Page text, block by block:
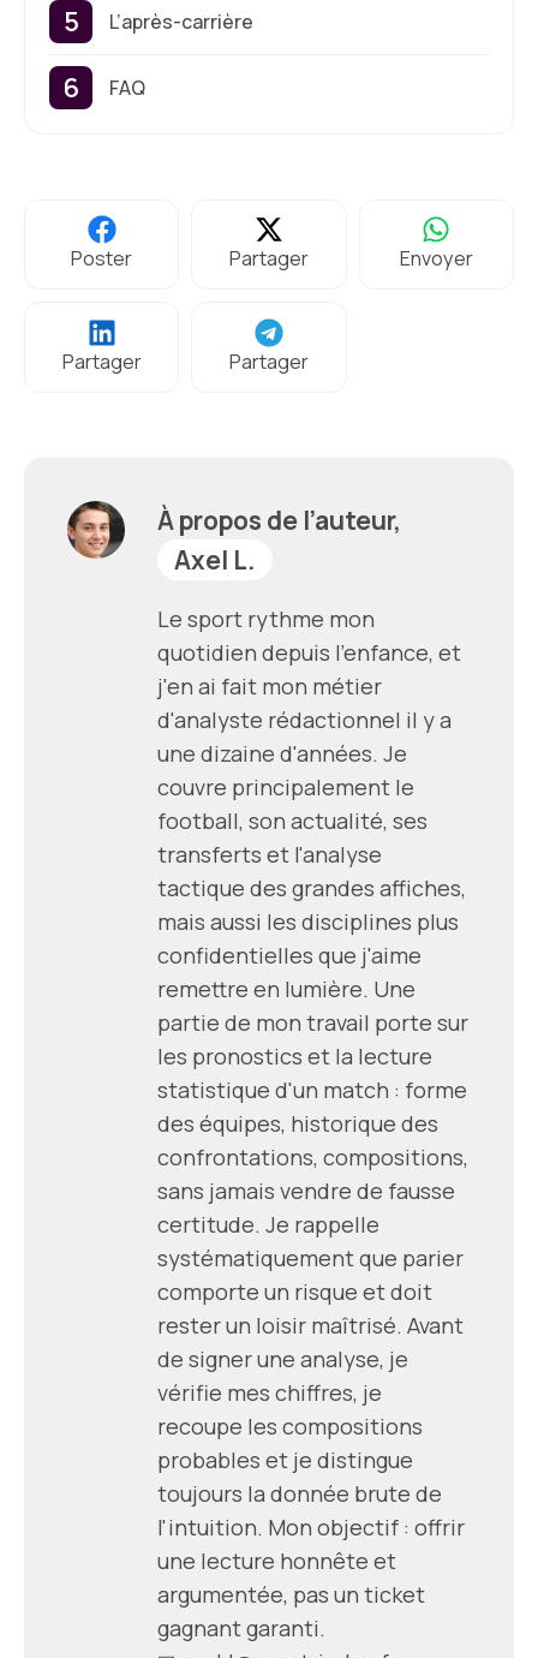
L’après-carrière
FAQ
Poster Partager Envoyer
Partager Partager
À propos de l’auteur,
Axel L.
Le sport rythme mon
quotidien depuis l'enfance, et
j'en ai fait mon métier
d'analyste rédactionnel il y a
une dizaine d'années. Je
couvre principalement le
football, son actualité, ses
transferts et l'analyse
tactique des grandes affiches,
mais aussi les disciplines plus
confidentielles que j'aime
remettre en lumière. Une
partie de mon travail porte sur
les pronostics et la lecture
statistique d'un match : forme
des équipes, historique des
confrontations, compositions,
sans jamais vendre de fausse
certitude. Je rappelle
systématiquement que parier
comporte un risque et doit
rester un loisir maîtrisé. Avant
de signer une analyse, je
vérifie mes chiffres, je
recoupe les compositions
probables et je distingue
toujours la donnée brute de
l'intuition. Mon objectif : offrir
une lecture honnête et
argumentée, pas un ticket
gagnant garanti.